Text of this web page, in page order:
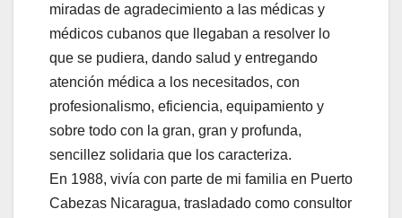
miradas de agradecimiento a las médicas y
médicos cubanos que llegaban a resolver lo
que se pudiera, dando salud y entregando
atención médica a los necesitados, con
profesionalismo, eficiencia, equipamiento y
sobre todo con la gran, gran y profunda,
sencillez solidaria que los caracteriza.
En 1988, vivía con parte de mi familia en Puerto
Cabezas Nicaragua, trasladado como consultor